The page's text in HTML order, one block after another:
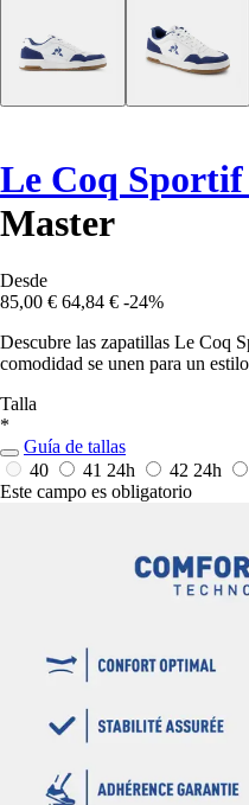
Le Coq Sportif
Master
Desde
85,00 € 64,84 € -24%
Descubre las zapatillas Le Coq
comodidad se unen para un
Talla
*
Guía de tallas
40
41 24h 42 24h
Este campo es obligatorio